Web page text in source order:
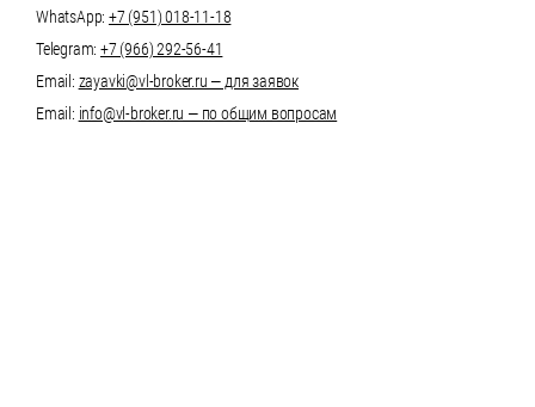
WhatsApp: +7 (951) 018-11-18
Telegram: +7 (966) 292-56-41
Email: zayavki@vl-broker.ru — для заявок
Email: info@vl-broker.ru — по общим вопросам